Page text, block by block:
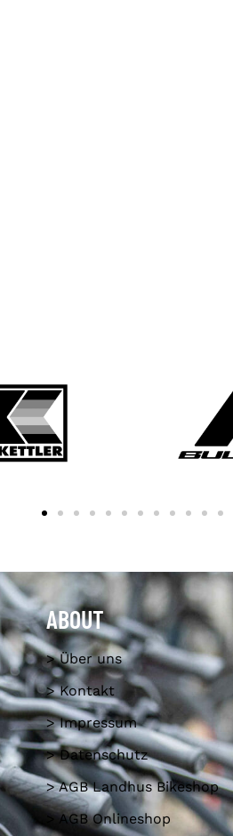
ABOUT
> Über uns
> Kontakt
> Impressum
> Datenschutz
> AGB Landhus Bikeshop
> AGB Onlineshop